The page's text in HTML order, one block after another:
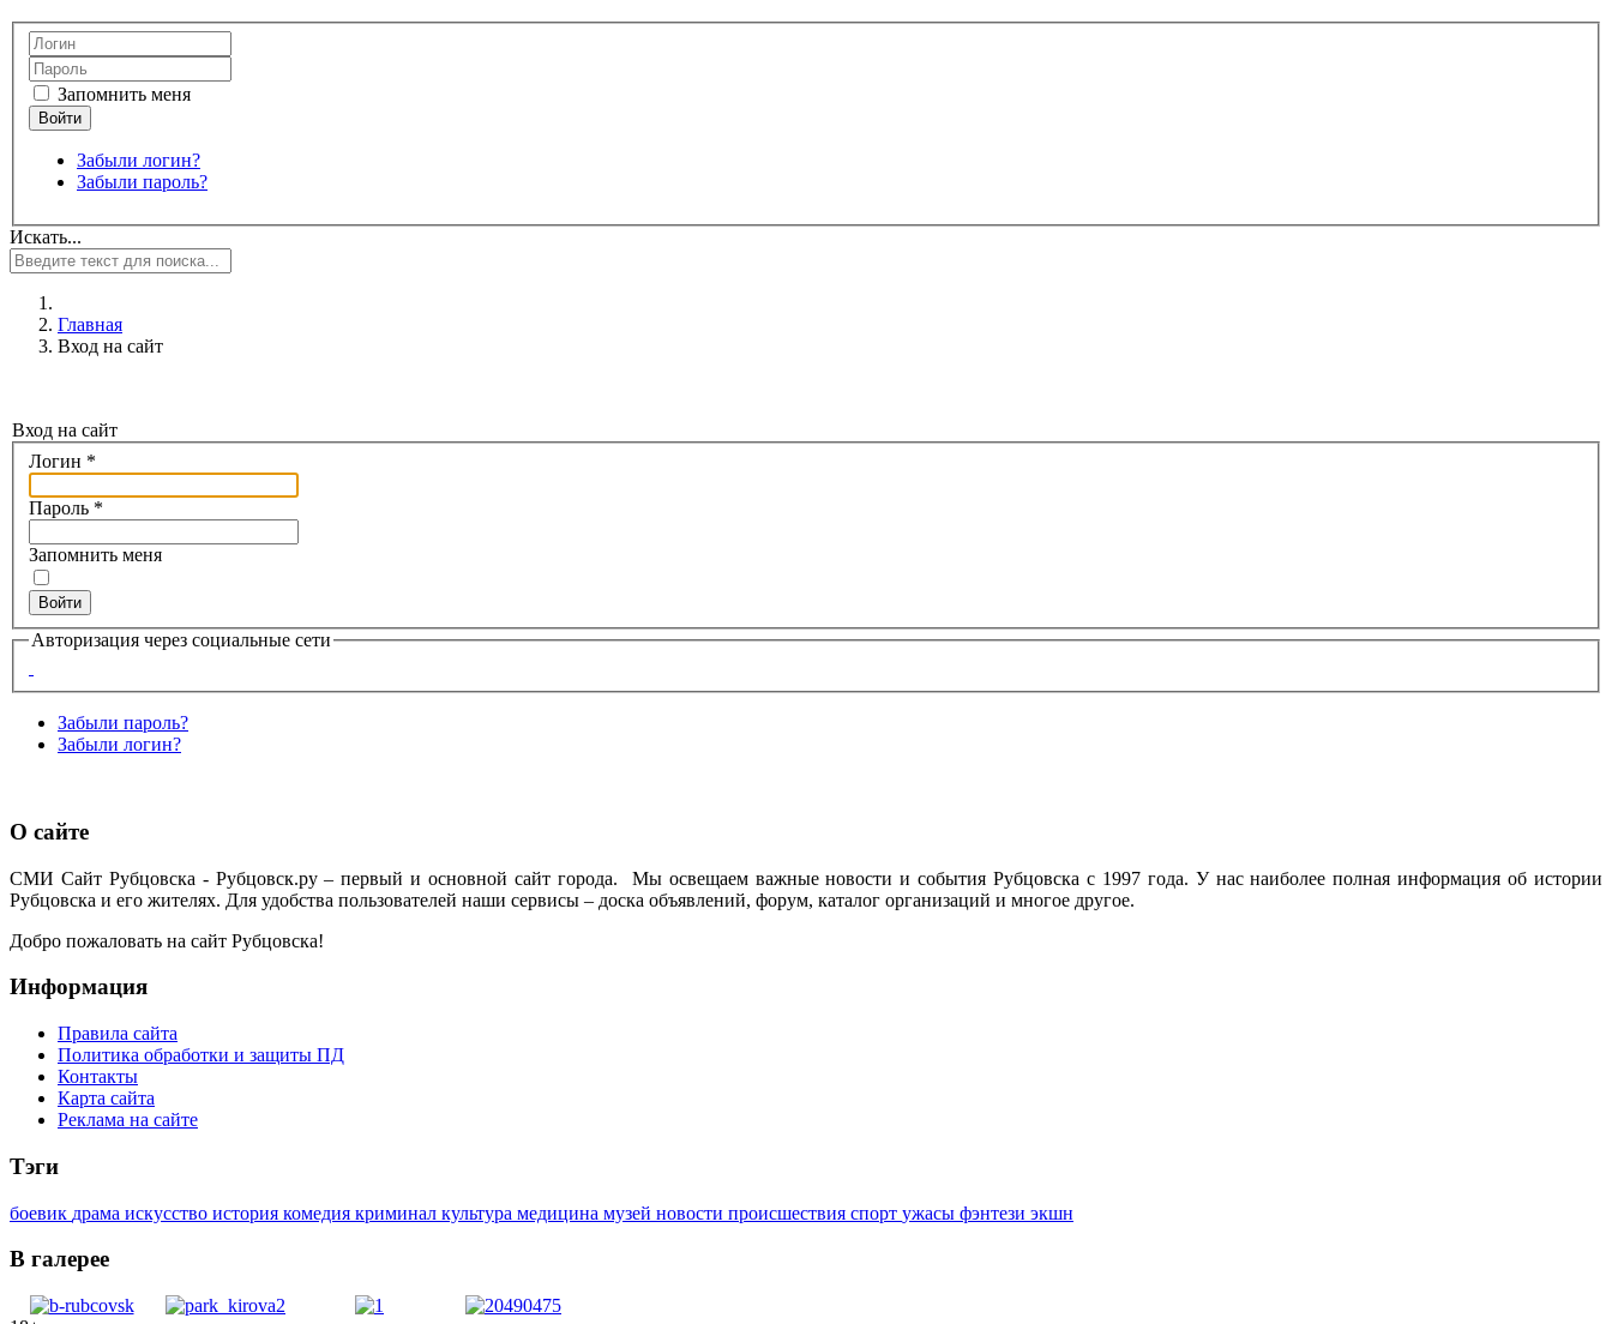
Запомнить меня
Забыли логин?
Забыли пароль?
Искать...
Главная
Вход на сайт
Вход на сайт
Логин *
Пароль *
Запомнить меня
Войти
Авторизация через социальные сети
Забыли пароль?
Забыли логин?
О сайте
СМИ Сайт Рубцовска - Рубцовск.ру – первый и основной сайт города. Мы освещаем важные новости и события Рубцовска с 1997 года. У нас наиболее полная информация об истории
Рубцовска и его жителях. Для удобства пользователей наши сервисы – доска объявлений, форум, каталог организаций и многое другое.
Добро пожаловать на сайт Рубцовска!
Информация
Правила сайта
Политика обработки и защиты ПД
Контакты
Карта сайта
Реклама на сайте
Тэги
боевик драма искусство история комедия криминал культура медицина музей новости происшествия спорт ужасы фэнтези экшн
В галерее